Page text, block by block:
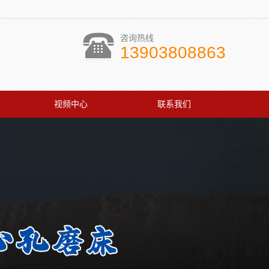
咨询热线
13903808863
视频中心 联系我们